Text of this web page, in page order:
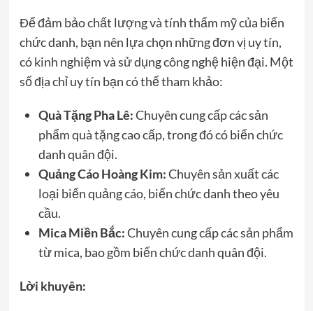
Để đảm bảo chất lượng và tính thẩm mỹ của biển
chức danh, bạn nên lựa chọn những đơn vị uy tín,
có kinh nghiệm và sử dụng công nghệ hiện đại. Một
số địa chỉ uy tín bạn có thể tham khảo:
Quà Tặng Pha Lê:Chuyên cung cấp các sản
phẩm quà tặng cao cấp, trong đó có biển chức
danh quân đội.
Quảng Cáo Hoàng Kim:Chuyên sản xuất các
loại biển quảng cáo, biển chức danh theo yêu
cầu.
Mica Miền Bắc:Chuyên cung cấp các sản phẩm
từ mica, bao gồm biển chức danh quân đội.
Lời khuyên: